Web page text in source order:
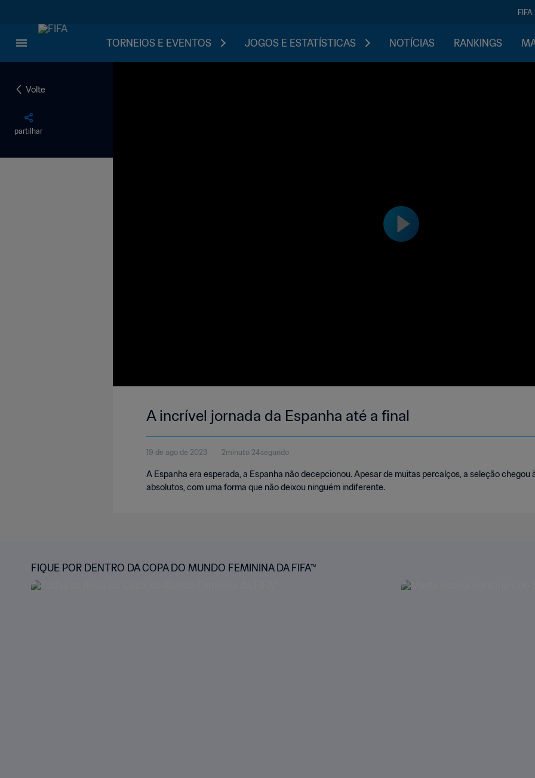
FIFA
TORNEIOS E EVENTOS JOGOS E ESTATÍSTICAS NOTÍCIAS RANKINGS
Volte
partilhar
A incrível jornada da Espanha até a final
19 de ago de 2023 2minuto 24segundo
A Espanha era esperada, a Espanha não decepcionou. Apesar de muitas percalços, a seleção chegou
absolutos, com uma forma que não deixou ninguém indiferente.
FIQUE POR DENTRO DA COPA DO MUNDO FEMININA DA FIFA™